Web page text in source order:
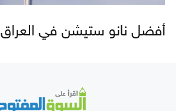
أفضل نانو ستيشن في العراق